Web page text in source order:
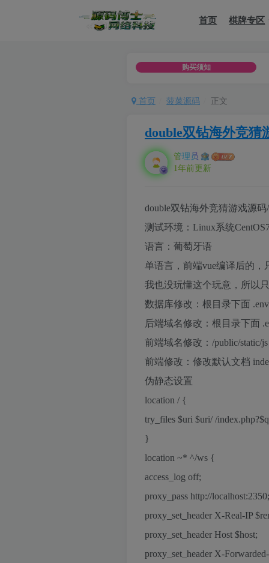
首页 棋牌专区
购买须知
试，不可用于商用以及分享他（她）人，如用于违法用途，或者
首页 菠菜源码 正文
double双钻海外竞猜
管理员
1年前更新
double双钻海外竞猜游戏源
测试环境：Linux系统
语言：葡萄牙语
单语言，前端vue编译后的
我也没玩懂这个玩意，所以
数据库修改：根目录下面
后端域名修改：根目录下面
前端域名修改：/public/static/
前端修改：修改默认文档
伪静态设置
location / {
try_files $uri $uri/ /
}
location ~* ^/ws {
access_log off;
proxy_pass http://localhost:2350;
proxy_set_header X-Real-IP
proxy_set_header Host $host;
proxy_set_header X-